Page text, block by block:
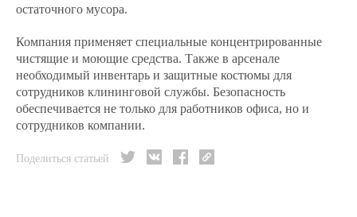
остаточного мусора.
Компания применяет специальные концентрированные
чистящие и моющие средства. Также в арсенале
необходимый инвентарь и защитные костюмы для
сотрудников клининговой службы. Безопасность
обеспечивается не только для работников офиса, но и
сотрудников компании.
Поделиться статьей